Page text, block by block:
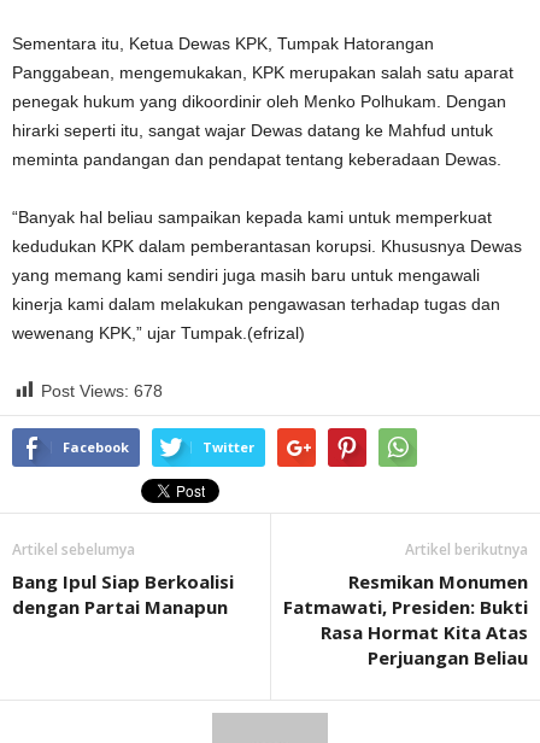
Sementara itu, Ketua Dewas KPK, Tumpak Hatorangan
Panggabean, mengemukakan, KPK merupakan salah satu aparat
penegak hukum yang dikoordinir oleh Menko Polhukam. Dengan
hirarki seperti itu, sangat wajar Dewas datang ke Mahfud untuk
meminta pandangan dan pendapat tentang keberadaan Dewas.
“Banyak hal beliau sampaikan kepada kami untuk memperkuat
kedudukan KPK dalam pemberantasan korupsi. Khususnya Dewas
yang memang kami sendiri juga masih baru untuk mengawali
kinerja kami dalam melakukan pengawasan terhadap tugas dan
wewenang KPK,” ujar Tumpak.(efrizal)
Post Views: 678
Facebook Twitter
Artikel sebelumya
Bang Ipul Siap Berkoalisi
dengan Partai Manapun
Artikel berikutnya
Resmikan Monumen
Fatmawati, Presiden: Bukti
Rasa Hormat Kita Atas
Perjuangan Beliau